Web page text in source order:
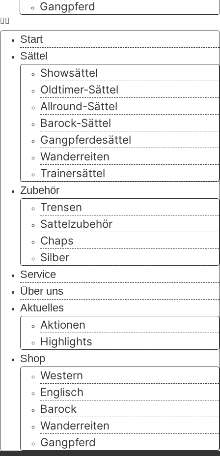
Gangpferd
Start
Sättel
Showsättel
Oldtimer-Sättel
Allround-Sättel
Barock-Sättel
Gangpferdesättel
Wanderreiten
Trainersättel
Zubehör
Trensen
Sattelzubehör
Chaps
Silber
Service
Über uns
Aktuelles
Aktionen
Highlights
Shop
Western
Englisch
Barock
Wanderreiten
Gangpferd